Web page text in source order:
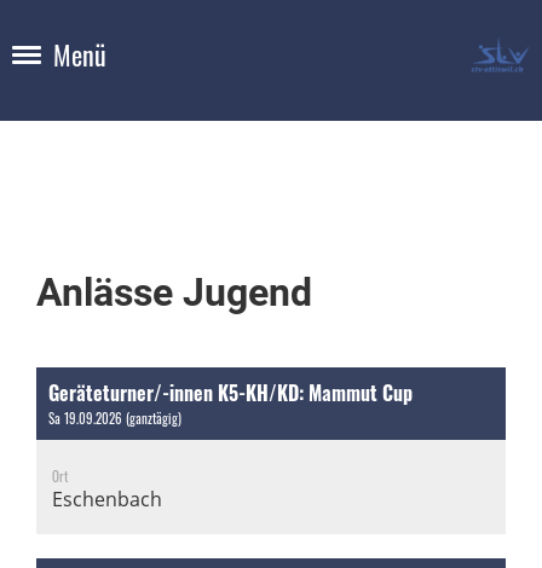
Menü
Anlässe Jugend
Geräteturner/-innen K5-KH/KD: Mammut Cup
Sa 19.09.2026 (ganztägig)
Ort
Eschenbach